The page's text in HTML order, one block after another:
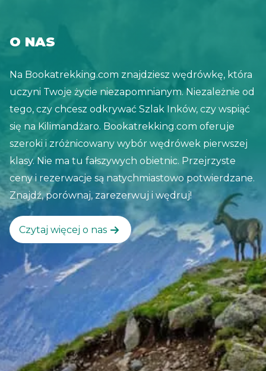
O NAS
Na Bookatrekking.com znajdziesz wędrówkę, która
uczyni Twoje życie niezapomnianym. Niezależnie od
tego, czy chcesz odkrywać Szlak Inków, czy wspiąć
się na Kilimandżaro. Bookatrekking.com oferuje
szeroki i zróżnicowany wybór wędrówek pierwszej
klasy. Nie ma tu fałszywych obietnic. Przejrzyste
ceny i rezerwacje są natychmiastowo potwierdzane.
Znajdź, porównaj, zarezerwuj i wędruj!
Czytaj więcej o nas